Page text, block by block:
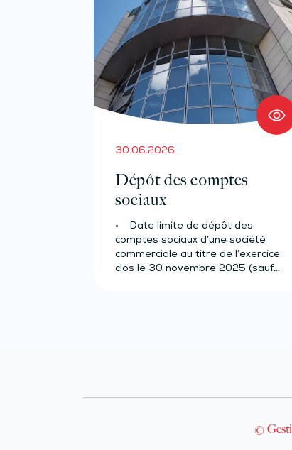
30.06.2026
Dépôt des comptes
sociaux
• Date limite de dépôt des
comptes sociaux d’une société
commerciale au titre de l’exercice
clos le 30 novembre 2025 (sauf…
©